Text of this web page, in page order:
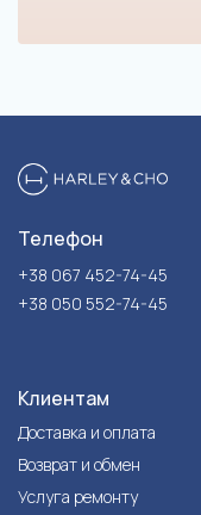
Телефон
+38 067 452-74-45
+38 050 552-74-45
Клиентам
Доставка и оплата
Возврат и обмен
Услуга ремонту